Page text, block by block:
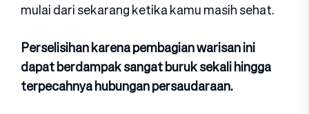
mulai dari sekarang ketika kamu masih sehat.
Perselisihan karena pembagian warisan ini
dapat berdampak sangat buruk sekali hingga
terpecahnya hubungan persaudaraan.